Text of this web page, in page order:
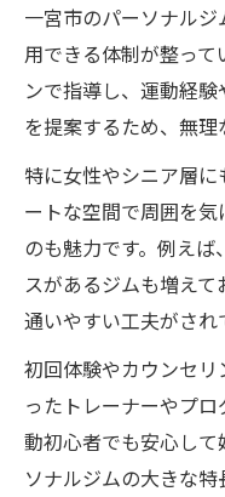
体験から感
運動苦手な
ム
筋トレ習慣化へ
パーソナル
専門トレー
習慣化を後
一宮市のパ
一宮市のパーソナル
用できる体制が整っ
ンで指導し、運動経
を提案するため、無理
特に女性やシニア層
ートな空間で周囲を
のも魅力です。例え
スがあるジムも増え
通いやすい工夫がされ
初回体験やカウンセ
ったトレーナーやプ
動初心者でも安心し
ソナルジムの大きな特